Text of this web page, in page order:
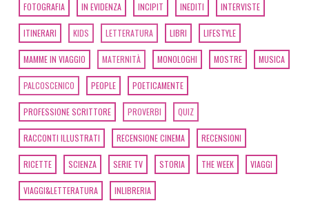
FOTOGRAFIA IN EVIDENZA INCIPIT INEDITI INTERVISTE
ITINERARI KIDS LETTERATURA LIBRI LIFESTYLE
MAMME IN VIAGGIO MATERNITÀ MONOLOGHI MOSTRE MUSICA
PALCOSCENICO PEOPLE POETICAMENTE
PROFESSIONE SCRITTORE PROVERBI QUIZ
RACCONTI ILLUSTRATI RECENSIONE CINEMA RECENSIONI
RICETTE SCIENZA SERIE TV STORIA THE WEEK VIAGGI
VIAGGI&LETTERATURA INLIBRERIA